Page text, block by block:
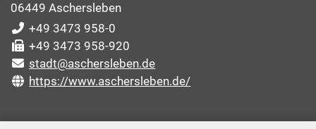
06449 Aschersleben
+49 3473 958-0
+49 3473 958-920
stadt@aschersleben.de
https://www.aschersleben.de/